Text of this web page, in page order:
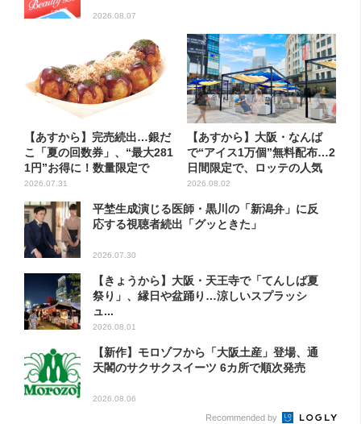
2026.08.07
【あすから】完売続出…銀だ
こ「夏の回数券」、“最大281
1円”お得に！数量限定で
2026.07.31
【あすから】大阪・なんば
で“アイス1万個”無料配布…2
日間限定で、ロッテの人気
商...
2026.08.02
平埜生成演じる医師・黒川の「新潟弁」に反
応する視聴者続出「グッときた」
2026.07.30
【きょうから】大阪・天王寺で「てんしば夏
祭り」、縁日や盆踊り…涼しいスプラッシ
ュ...
2026.08.01
【新作】モロゾフから「大阪土産」登場、通
天閣のサクサクスイーツ 6カ所で順次発売
2026.08.06
Recommended by